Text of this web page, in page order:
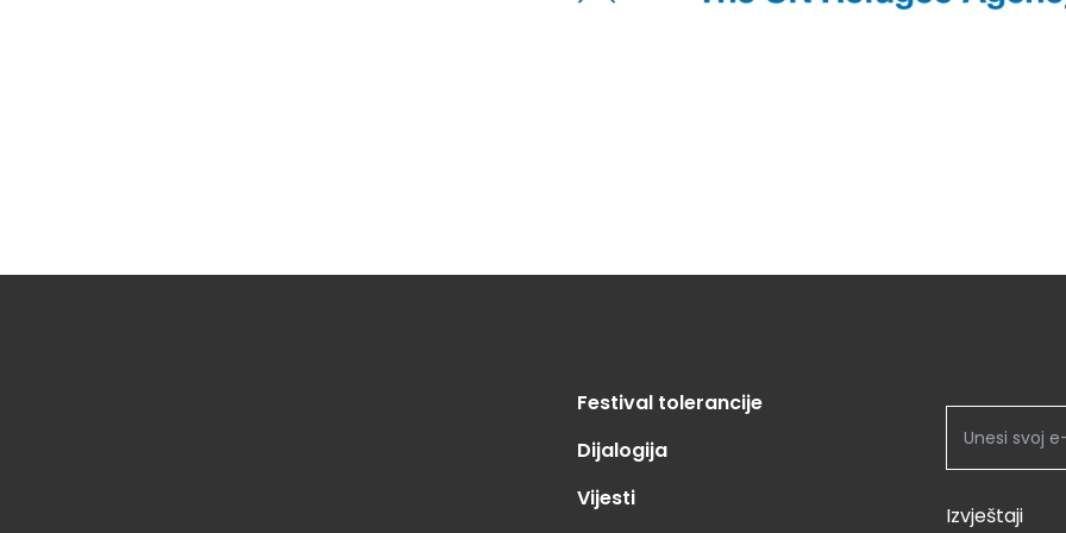
Festival tolerancije
Dijalogija
Vijesti
Izvještaji